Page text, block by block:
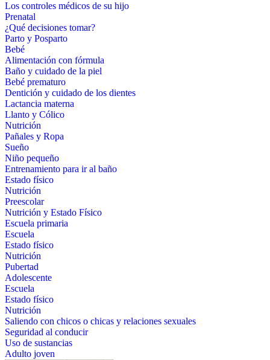
Los controles médicos de su hijo
Prenatal
¿Qué decisiones tomar?
Parto y Posparto
Bebé
Alimentación con fórmula
Baño y cuidado de la piel
Bebé prematuro
Dentición y cuidado de los dientes
Lactancia materna
Llanto y Cólico
Nutrición
Pañales y Ropa
Sueño
Niño pequeño
Entrenamiento para ir al baño
Estado físico
Nutrición
Preescolar
Nutrición y Estado Físico
Escuela primaria
Escuela
Estado físico
Nutrición
Pubertad
Adolescente
Escuela
Estado físico
Nutrición
Saliendo con chicos o chicas y relaciones sexuales
Seguridad al conducir
Uso de sustancias
Adulto joven